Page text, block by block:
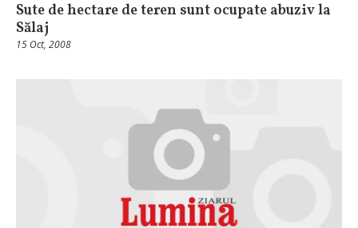
Sute de hectare de teren sunt ocupate abuziv la
Sălaj
15 Oct, 2008